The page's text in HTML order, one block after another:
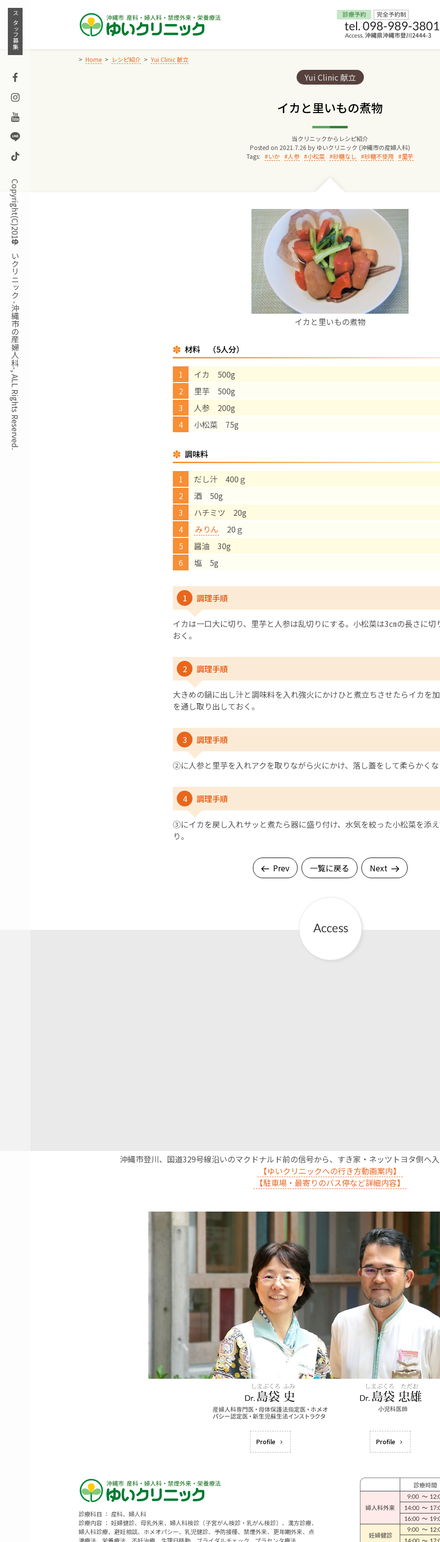
Skip
content
スタッフ募集
Facebook
Instagram
Youtube
Line
TikTok
Copyright(C)2018ゆいクリニック -沖縄市の産婦人科-, ALL Rights Reserved.
Home レシピ紹介 Yui Clinic 献立
Categories:
Yui Clinic 献立
イカと里いもの煮物
当クリニックからレシピ紹介
Posted on 2021.7.26 by ゆいクリニック (沖縄市の産婦人科)
Tags:
いか 人参 小松菜 砂糖なし 砂糖不使用 里芋
イカと里いもの煮物
材料 （5人分）
イカ 500g
里芋 500g
人参 200g
小松菜 75g
調味料
だし汁 400ｇ
酒 50g
ハチミツ 20g
みりん 20ｇ
醤油 30g
塩 5g
1 調理手順
イカは一口大に切り、里芋と人参は乱切りにする。小松菜は3㎝の長さに切
おく。
2 調理手順
大きめの鍋に出し汁と調味料を入れ強火にかけひと煮立ちさせたらイカを
を通し取り出しておく。
3 調理手順
➁に人参と里芋を入れアクを取りながら火にかけ、落し蓋をして柔らかくな
4 調理手順
③にイカを戻し入れサッと煮たら器に盛り付け、水気を絞った小松菜を添
り。
Prev 一覧に戻る Next
沖縄市登川、国道329号線沿いのマクドナルド前の信号から、すき家・ネッツトヨタ側へ入
【ゆいクリニックへの行き方動画案内】
【駐車場・最寄りのバス停など詳細内容】
Profile Profile
診療科目 ： 産科、婦人科
診療内容 ： 妊婦健診、母乳外来、婦人科検診（子宮がん検診・乳がん検診）、漢方診療、
婦人科診療、避妊相談、ホメオパシー、乳児健診、予防接種、禁煙外来、更年期外来、点
Home
院長からのごあいさつ
ゆいクリニックの経営理念
診療料金
妊婦健診
お産について
親と子の結びつき支援
母乳育児
予防接種
‘さんルーム’ でさまざまな講座・クラス
English Page